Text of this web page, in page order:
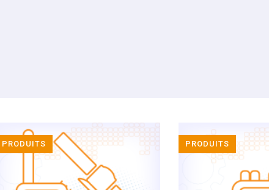
PRODUITS PRODUITS